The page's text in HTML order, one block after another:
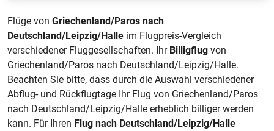
Flüge von Griechenland/Paros nach
Deutschland/Leipzig/Halle im Flugpreis-Vergleich
verschiedener Fluggesellschaften. Ihr Billigflug von
Griechenland/Paros nach Deutschland/Leipzig/Halle.
Beachten Sie bitte, dass durch die Auswahl verschiedener
Abflug- und Rückflugtage Ihr Flug von Griechenland/Paros
nach Deutschland/Leipzig/Halle erheblich billiger werden
kann. Für Ihren Flug nach Deutschland/Leipzig/Halle